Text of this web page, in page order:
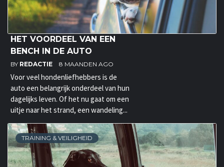
HET VOORDEEL VAN EEN
BENCH IN DE AUTO
BY REDACTIE 8 MAANDEN AGO
Voor veel hondenliefhebbers is de
auto een belangrijk onderdeel van hun
dagelijks leven. Of het nu gaat om een
uitje naar het strand, een wandeling...
TRAINING & VEILIGHEID